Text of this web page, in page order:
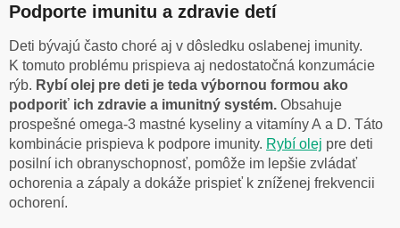
Podporte imunitu a zdravie detí
Deti bývajú často choré aj v dôsledku oslabenej imunity.
K tomuto problému prispieva aj nedostatočná konzumácie
rýb. Rybí olej pre deti je teda výbornou formou ako
podporiť ich zdravie a imunitný systém. Obsahuje
prospešné omega-3 mastné kyseliny a vitamíny A a D. Táto
kombinácie prispieva k podpore imunity. Rybí olej pre deti
posilní ich obranyschopnosť, pomôže im lepšie zvládať
ochorenia a zápaly a dokáže prispieť k zníženej frekvencii
ochorení.